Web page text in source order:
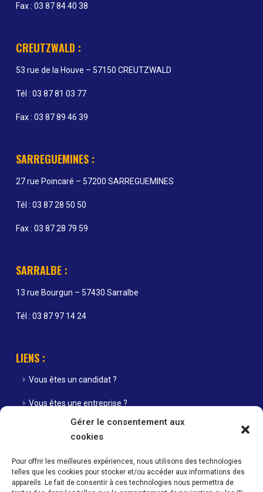
Gérer le consentement aux
cookies
Pour offrir les meilleures expériences, nous utilisons des technologies
telles que les cookies pour stocker et/ou accéder aux informations des
appareils. Le fait de consentir à ces technologies nous permettra de
Fax : 03 87 84 40 38
CREUTZWALD :
53 rue de la Houve – 57150 CREUTZWALD
Tél : 03 87 81 03 77
Fax : 03 87 89 46 39
SARREGUEMINES :
27 rue Poincaré – 57200 SARREGUEMINES
Tél : 03 87 28 50 50
Fax : 03 87 28 79 59
SARRALBE :
13 rue Bourgun – 57430 Sarralbe
Tél : 03 87 97 14 24
LIENS :
Vous êtes un candidat ?
Vous êtes une entreprise ?
Nos agences
Actualités